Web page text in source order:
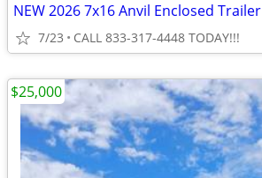
NEW 2026 7x16 Anvil Enclosed Trailer
7/23 CALL 833-317-4448 TODAY!!!
$25,000